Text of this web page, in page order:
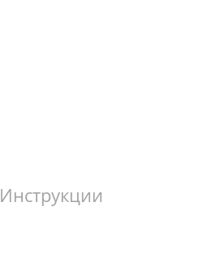
Инструкции